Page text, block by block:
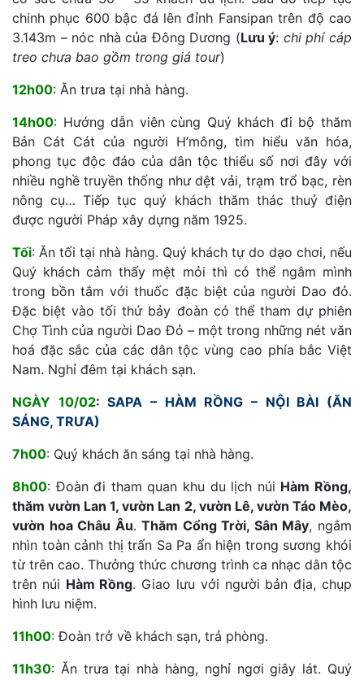
chinh phục 600 bậc đá lên đỉnh Fansipan trên độ cao
3.143m – nóc nhà của Đông Dương (Lưu ý: chi phí cáp
treo chưa bao gồm trong giá tour)
12h00: Ăn trưa tại nhà hàng.
14h00: Hướng dẫn viên cùng Quý khách đi bộ thăm
Bản Cát Cát của người H’mông, tìm hiểu văn hóa,
phong tục độc đáo của dân tộc thiểu số nơi đây với
nhiều nghề truyền thống như dệt vải, trạm trổ bạc, rèn
nông cụ… Tiếp tục quý khách thăm thác thuỷ điện
được người Pháp xây dựng năm 1925.
Tối: Ăn tối tại nhà hàng. Quý khách tự do dạo chơi, nếu
Quý khách cảm thấy mệt mỏi thì có thể ngâm mình
trong bồn tắm với thuốc đặc biệt của người Dao đỏ.
Đặc biệt vào tối thứ bảy đoàn có thể tham dự phiên
Chợ Tình của người Dao Đỏ – một trong những nét văn
hoá đặc sắc của các dân tộc vùng cao phía bắc Việt
Nam. Nghỉ đêm tại khách sạn.
NGÀY 10/02: SAPA – HÀM RỒNG – NỘI BÀI (ĂN
SÁNG, TRƯA)
7h00: Quý khách ăn sáng tại nhà hàng.
8h00: Đoàn đi tham quan khu du lịch núi Hàm Rồng,
thăm vườn Lan 1, vườn Lan 2, vườn Lê, vườn Táo Mèo,
vườn hoa Châu Âu.Thăm Cổng Trời, Sân Mây, ngắm
nhìn toàn cảnh thị trấn Sa Pa ẩn hiện trong sương khói
từ trên cao. Thưởng thức chương trình ca nhạc dân tộc
trên núi Hàm Rồng. Giao lưu với người bản địa, chụp
hình lưu niệm.
11h00: Đoàn trở về khách sạn, trả phòng.
11h30: Ăn trưa tại nhà hàng, nghỉ ngơi giây lát. Quý